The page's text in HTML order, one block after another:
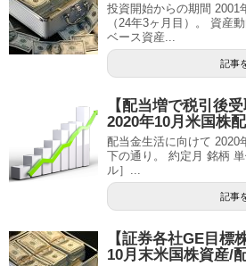
投資開始からの期間 2001
（24年3ヶ月目）。 資産
ベース資産...
記事
【配当増で税引後
2020年10月米国株
配当金生活に向けて 2020
下の通り。 約定月 銘柄
ル］...
記事
【証券各社GE目標
10月末米国株資産/